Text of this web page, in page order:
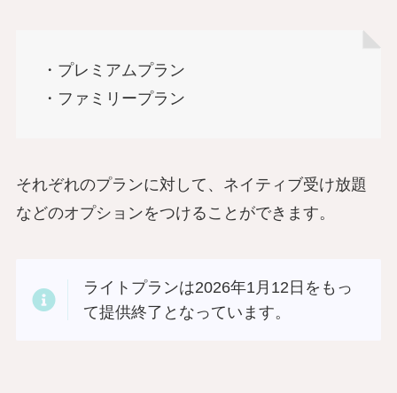
・プレミアムプラン
・ファミリープラン
それぞれのプランに対して、ネイティブ受け放題
などのオプションをつけることができます。
ライトプランは2026年1月12日をもっ
て提供終了となっています。